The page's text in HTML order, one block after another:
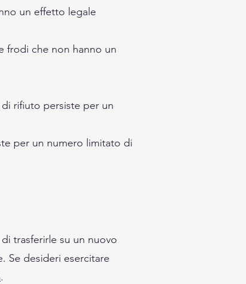
un effetto legale
frodi che non hanno un
rifiuto persiste per un
per un numero limitato di
trasferirle su un nuovo
Se desideri esercitare
.